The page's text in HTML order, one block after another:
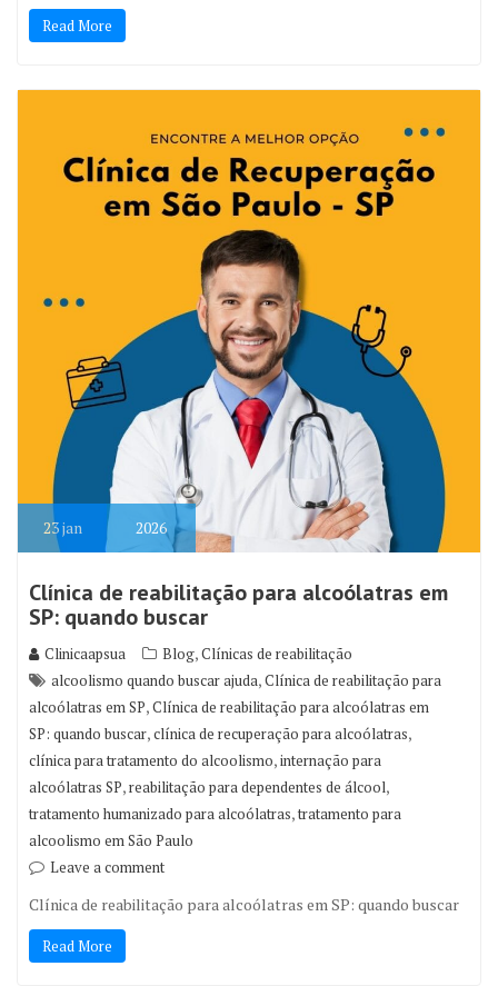
Read More
23jan 2026
Clínica de reabilitação para alcoólatras em
SP: quando buscar
Clinicaapsua Blog,Clínicas de reabilitação
alcoolismo quando buscar ajuda,Clínica de reabilitação para
alcoólatras em SP,Clínica de reabilitação para alcoólatras em
SP: quando buscar,clínica de recuperação para alcoólatras,
clínica para tratamento do alcoolismo,internação para
alcoólatras SP,reabilitação para dependentes de álcool,
tratamento humanizado para alcoólatras,tratamento para
alcoolismo em São Paulo
Leave a comment
Clínica de reabilitação para alcoólatras em SP: quando buscar
Read More